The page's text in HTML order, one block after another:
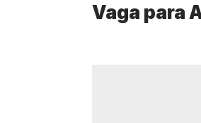
Vaga para